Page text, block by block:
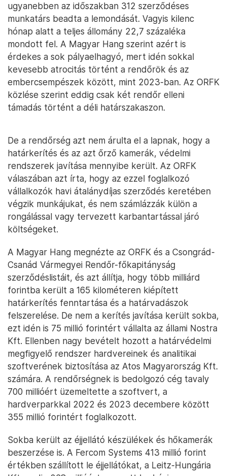
ugyanebben az időszakban 312 szerződéses
munkatárs beadta a lemondását. Vagyis kilenc
hónap alatt a teljes állomány 22,7 százaléka
mondott fel. A Magyar Hang szerint azért is
érdekes a sok pályaelhagyó, mert idén sokkal
kevesebb atrocitás történt a rendőrök és az
embercsempészek között, mint 2023-ban. Az ORFK
közlése szerint eddig csak két rendőr elleni
támadás történt a déli határszakaszon.
De a rendőrség azt nem árulta el a lapnak, hogy a
határkerítés és az azt őrző kamerák, védelmi
rendszerek javítása mennyibe került. Az ORFK
válaszában azt írta, hogy az ezzel foglalkozó
vállalkozók havi átalánydíjas szerződés keretében
végzik munkájukat, és nem számlázzák külön a
rongálással vagy tervezett karbantartással járó
költségeket.
A Magyar Hang megnézte az ORFK és a Csongrád-
Csanád Vármegyei Rendőr-főkapitányság
szerződéslistáit, és azt állítja, hogy több milliárd
forintba került a 165 kilométeren kiépített
határkerítés fenntartása és a határvadászok
felszerelése. De nem a kerítés javítása került sokba,
ezt idén is 75 millió forintért vállalta az állami Nostra
Kft. Ellenben nagy bevételt hozott a határvédelmi
megfigyelő rendszer hardvereinek és analitikai
szoftverének biztosítása az Atos Magyarország Kft.
számára. A rendőrségnek is bedolgozó cég tavaly
700 millióért üzemeltette a szoftvert, a
hardverparkkal 2022 és 2023 decembere között
355 millió forintért foglalkozott.
Sokba került az éjjellátó készülékek és hőkamerák
beszerzése is. A Fercom Systems 413 millió forint
értékben szállított le éjjellátókat, a Leitz-Hungária